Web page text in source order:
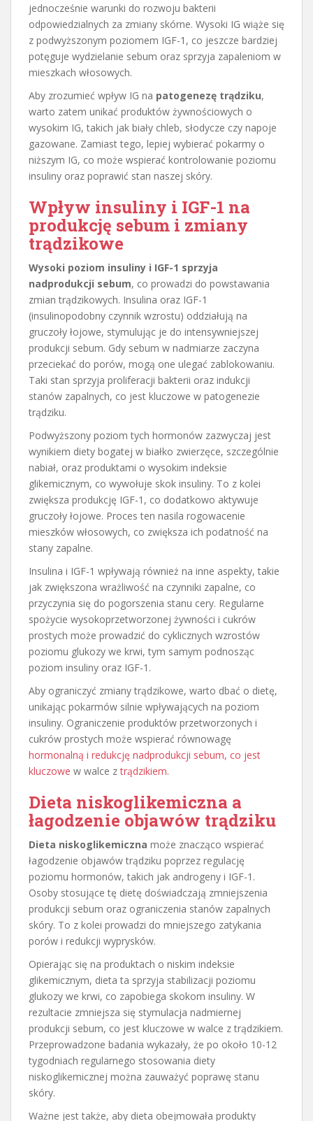
jednocześnie warunki do rozwoju bakterii
odpowiedzialnych za zmiany skórne. Wysoki IG wiąże się
z podwyższonym poziomem IGF-1, co jeszcze bardziej
potęguje wydzielanie sebum oraz sprzyja zapaleniom w
mieszkach włosowych.
Aby zrozumieć wpływ IG na patogenezę trądziku,
warto zatem unikać produktów żywnościowych o
wysokim IG, takich jak biały chleb, słodycze czy napoje
gazowane. Zamiast tego, lepiej wybierać pokarmy o
niższym IG, co może wspierać kontrolowanie poziomu
insuliny oraz poprawić stan naszej skóry.
Wpływ insuliny i IGF-1 na
produkcję sebum i zmiany
trądzikowe
Wysoki poziom insuliny i IGF-1 sprzyja
nadprodukcji sebum, co prowadzi do powstawania
zmian trądzikowych. Insulina oraz IGF-1
(insulinopodobny czynnik wzrostu) oddziałują na
gruczoły łojowe, stymulując je do intensywniejszej
produkcji sebum. Gdy sebum w nadmiarze zaczyna
przeciekać do porów, mogą one ulegać zablokowaniu.
Taki stan sprzyja proliferacji bakterii oraz indukcji
stanów zapalnych, co jest kluczowe w patogenezie
trądziku.
Podwyższony poziom tych hormonów zazwyczaj jest
wynikiem diety bogatej w białko zwierzęce, szczególnie
nabiał, oraz produktami o wysokim indeksie
glikemicznym, co wywołuje skok insuliny. To z kolei
zwiększa produkcję IGF-1, co dodatkowo aktywuje
gruczoły łojowe. Proces ten nasila rogowacenie
mieszków włosowych, co zwiększa ich podatność na
stany zapalne.
Insulina i IGF-1 wpływają również na inne aspekty, takie
jak zwiększona wrażliwość na czynniki zapalne, co
przyczynia się do pogorszenia stanu cery. Regularne
spożycie wysokoprzetworzonej żywności i cukrów
prostych może prowadzić do cyklicznych wzrostów
poziomu glukozy we krwi, tym samym podnosząc
poziom insuliny oraz IGF-1.
Aby ograniczyć zmiany trądzikowe, warto dbać o dietę,
unikając pokarmów silnie wpływających na poziom
insuliny. Ograniczenie produktów przetworzonych i
cukrów prostych może wspierać równowagę
hormonalną i redukcję nadprodukcji sebum, co jest
kluczowe w walce ztrądzikiem.
Dieta niskoglikemiczna a
łagodzenie objawów trądziku
Dieta niskoglikemiczna może znacząco wspierać
łagodzenie objawów trądziku poprzez regulację
poziomu hormonów, takich jak androgeny i IGF-1.
Osoby stosujące tę dietę doświadczają zmniejszenia
produkcji sebum oraz ograniczenia stanów zapalnych
skóry. To z kolei prowadzi do mniejszego zatykania
porów i redukcji wyprysków.
Opierając się na produktach o niskim indeksie
glikemicznym, dieta ta sprzyja stabilizacji poziomu
glukozy we krwi, co zapobiega skokom insuliny. W
rezultacie zmniejsza się stymulacja nadmiernej
produkcji sebum, co jest kluczowe w walce z trądzikiem.
Przeprowadzone badania wykazały, że po około 10-12
tygodniach regularnego stosowania diety
niskoglikemicznej można zauważyć poprawę stanu
skóry.
Ważne jest także, aby dieta obejmowała produkty